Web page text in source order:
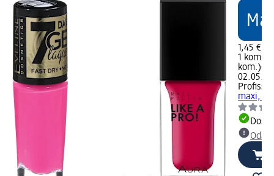
1,45 €
1 kom.
kom.)
maxi,